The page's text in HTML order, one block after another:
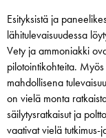
Esityksistä ja
lähitulevaisuudessa
Vety ja ammoniakki
pilotointikohteita.
mahdollisena
on vielä monta
säilytysratkaisut ja
vaativat vielä tutkimus-